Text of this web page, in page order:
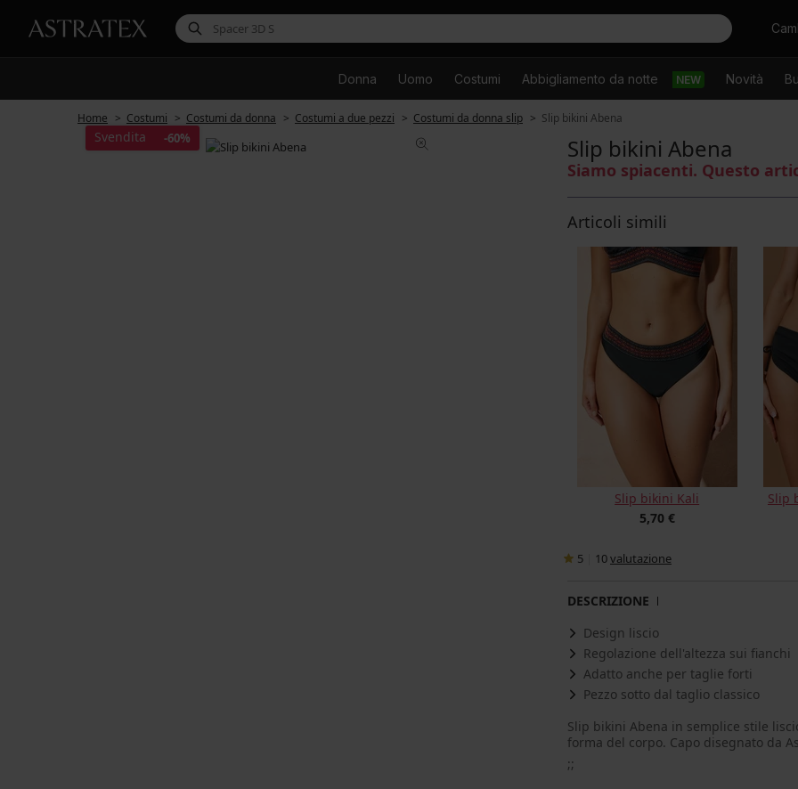
Cercare
Donna Uomo Costumi Abbigliamento da notte NEW Novità
Home Costumi Costumi da donna Costumi a due pezzi Costumi da donna slip Slip bikini Abena
Svendita -60% Slip bikini Abena
Siamo spiacenti. Questo
Articoli simili
Slip bikini Kali
5,70 €
Slip
5 10valutazione
DESCRIZIONE
Design liscio
Regolazione dell'altezza sui fianchi
Adatto anche per taglie forti
Pezzo sotto dal taglio classico
Slip bikini Abena in semplice stile
forma del corpo. Capo disegnato da
;;